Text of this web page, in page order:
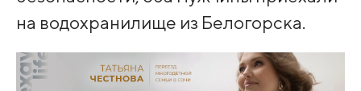
на водохранилище из Белогорска.